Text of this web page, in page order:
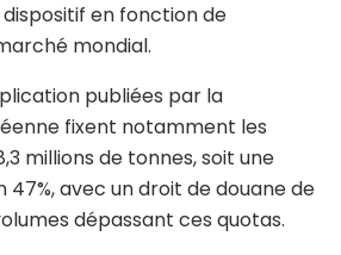
en fonction de
mondial.
publiées par la
fixent notamment les
millions de tonnes, soit une
47%, avec un droit de douane de
dépassant ces quotas.